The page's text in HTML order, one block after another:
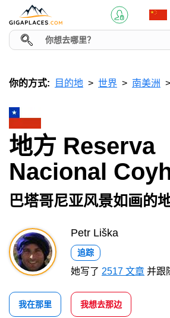
你的方式: 目的地 世界 南美洲
地方 Reserva
Nacional
巴塔哥尼亚风景如画的
Petr Liška
追踪
她写了 2517 文章 并跟
我在那里 我想去那边